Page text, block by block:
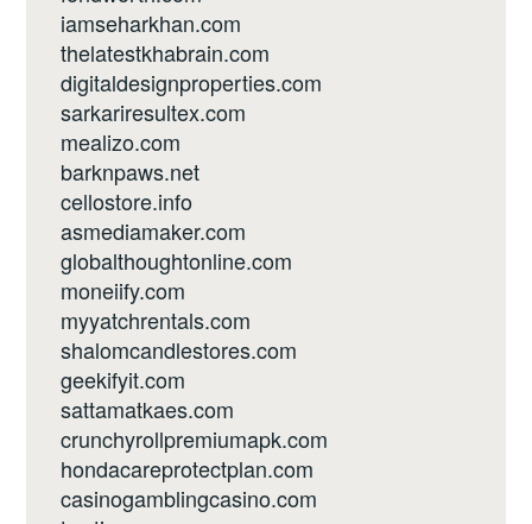
iamseharkhan.com
thelatestkhabrain.com
digitaldesignproperties.com
sarkariresultex.com
mealizo.com
barknpaws.net
cellostore.info
asmediamaker.com
globalthoughtonline.com
moneiify.com
myyatchrentals.com
shalomcandlestores.com
geekifyit.com
sattamatkaes.com
crunchyrollpremiumapk.com
hondacareprotectplan.com
casinogamblingcasino.com